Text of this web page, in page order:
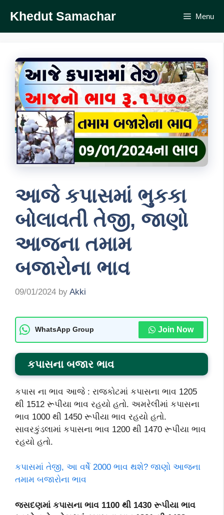
content
Khedut Samachar Menu
આજે કપાસમાં ભુકકા
બોલાવતી તેજી, જાણો
આજના તમામ
બજારોના ભાવ
09/01/2024 by Akki
WhatsApp Group Join Now
કપાસના બજાર ભાવ
કપાસ ના ભાવ આજે : રાજકોટમાં કપાસના ભાવ 1205
થી 1512 રૂપીયા ભાવ રહયો હતો. અમરેલીમાં કપાસના
ભાવ 1000 થી 1450 રૂપીયા ભાવ રહયો હતો.
સાવરકુંડલામાં કપાસના ભાવ 1200 થી 1470 રૂપીયા ભાવ
રહયો હતો.
કપાસમાં તેજી, આ વર્ષે 2000 ભાવ થશે? જાણો આજના
તમામ બજારોના ભાવ
જસદણમાં કપાસના ભાવ 1100 થી 1430 રૂપીયા ભાવ